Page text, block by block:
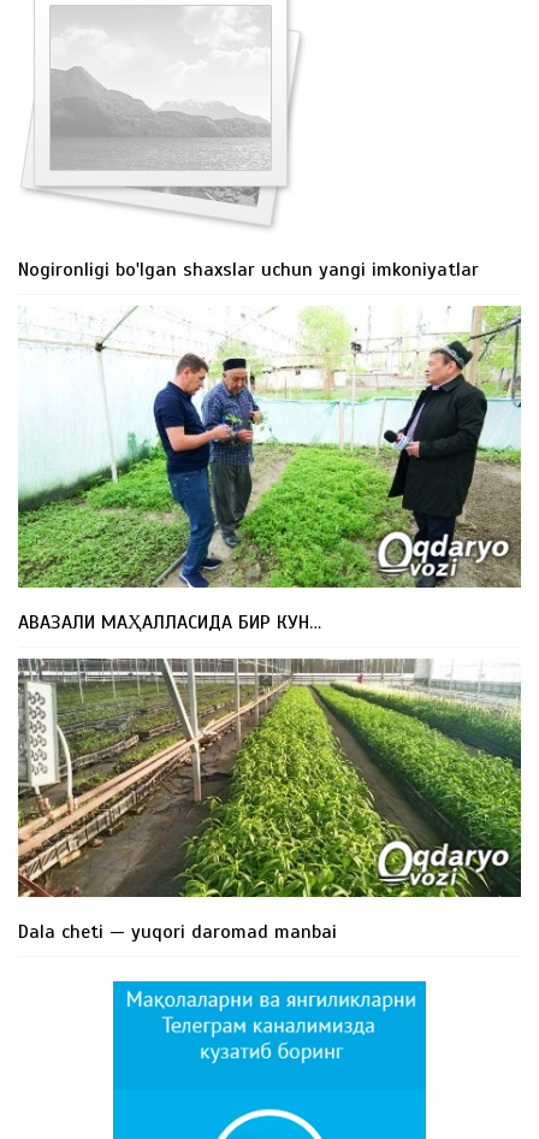
Nogironligi bo'lgan shaxslar uchun yangi imkoniyatlar
АВАЗАЛИ МАҲАЛЛАСИДА БИР КУН…
Dala cheti — yuqori daromad manbai